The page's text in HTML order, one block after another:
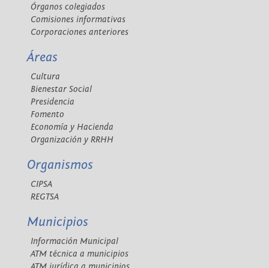
Órganos colegiados
Comisiones informativas
Corporaciones anteriores
Áreas
Cultura
Bienestar Social
Presidencia
Fomento
Economía y Hacienda
Organización y RRHH
Organismos
CIPSA
REGTSA
Municipios
Información Municipal
ATM técnica a municipios